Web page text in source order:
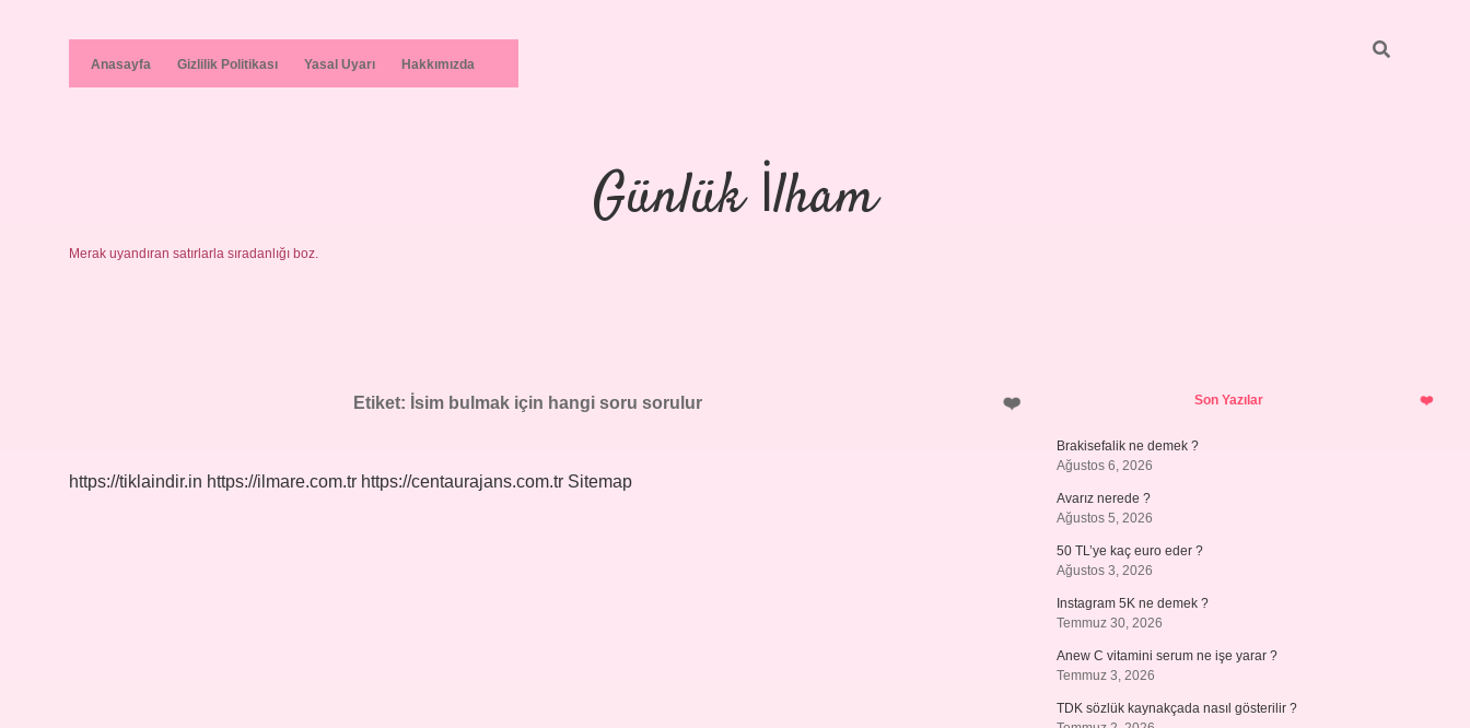
Anasayfa Gizlilik Politikası Yasal Uyarı Hakkımızda
Günlük İlham
Merak uyandıran satırlarla sıradanlığı boz.
Etiket: İsim bulmak için hangi soru sorulur
https://tiklaindir.in https://ilmare.com.tr https://centaurajans.com.tr Sitemap
SidebarSon Yazılar
Brakisefalik ne demek ?
Ağustos 6, 2026
Avarız nerede ?
Ağustos 5, 2026
50 TL’ye kaç euro eder ?
Ağustos 3, 2026
Instagram 5K ne demek ?
Temmuz 30, 2026
Anew C vitamini serum ne işe yarar ?
Temmuz 3, 2026
TDK sözlük kaynakçada nasıl gösterilir ?